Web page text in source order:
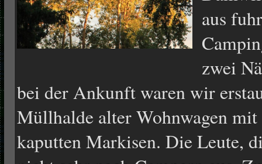
aus
zwei
bei der Ankunft waren wir
Müllhalde alter Wohnwagen mit
kaputten Markisen. Die Leute,